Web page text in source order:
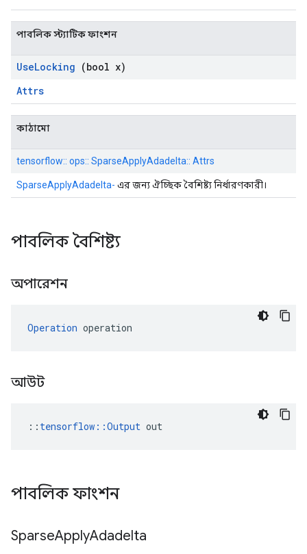
পাবলিক স্ট্যাটিক ফাংশন
UseLocking (bool x)
Attrs
কাঠামো
tensorflow:: ops:: SparseApplyAdadelta:: Attrs
SparseApplyAdadelta- এর জন্য ঐচ্ছিক বৈশিষ্ট্য নির্ধারণকারী।
পাবলিক বৈশিষ্ট্য
অপারেশন
Operation operation
আউট
:: tensorflow::Output out
পাবলিক ফাংশন
SparseApplyAdadelta